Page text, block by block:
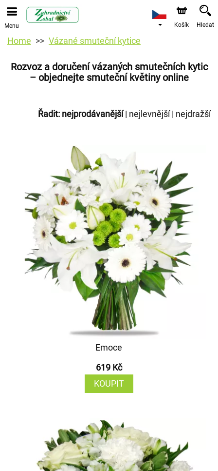
Menu Košík Hledat
Home Vázané smuteční kytice
Rozvoz a doručení vázaných smutečních kytic
– objednejte smuteční květiny online
Řadit: nejprodávanější| nejlevnější| nejdražší
Emoce
619 Kč
KOUPIT